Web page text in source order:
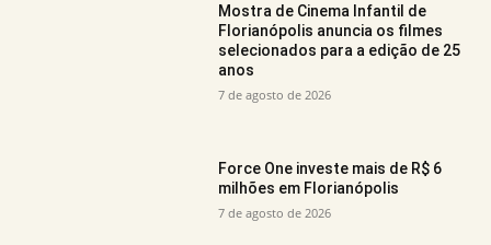
Mostra de Cinema Infantil de
Florianópolis anuncia os filmes
selecionados para a edição de 25
anos
7 de agosto de 2026
Force One investe mais de R$ 6
milhões em Florianópolis
7 de agosto de 2026